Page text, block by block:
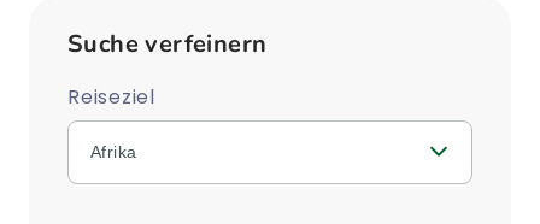
Suche verfeinern
Reiseziel
Afrika